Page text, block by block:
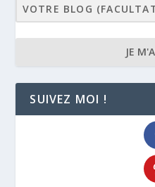
JE
SUIVEZ MOI !